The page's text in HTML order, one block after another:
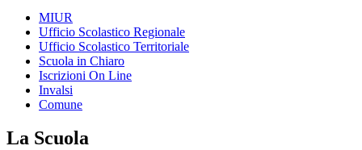
MIUR
Ufficio Scolastico Regionale
Ufficio Scolastico Territoriale
Scuola in Chiaro
Iscrizioni On Line
Invalsi
Comune
La Scuola